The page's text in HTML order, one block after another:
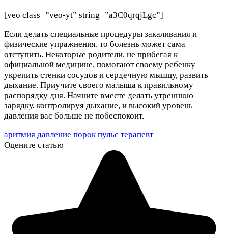
[veo class=”veo-yt” string=”a3C0qrqjLgc”]
Если делать специальные процедуры закаливания и
физические упражнения, то болезнь может сама
отступить. Некоторые родители, не прибегая к
официальной медицине, помогают своему ребенку
укрепить стенки сосудов и сердечную мышцу, развить
дыхание. Приучите своего малыша к правильному
распорядку дня. Начните вместе делать утреннюю
зарядку, контролируя дыхание, и высокий уровень
давления вас больше не побеспокоит.
аритмия давление порок пульс терапевт
Оцените статью